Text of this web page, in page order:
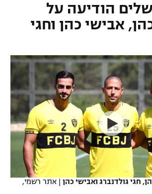
הודיעה על
אבישי כהן וחגי
חגי גולדנברג ואבישי כהן | אתר רשמי,